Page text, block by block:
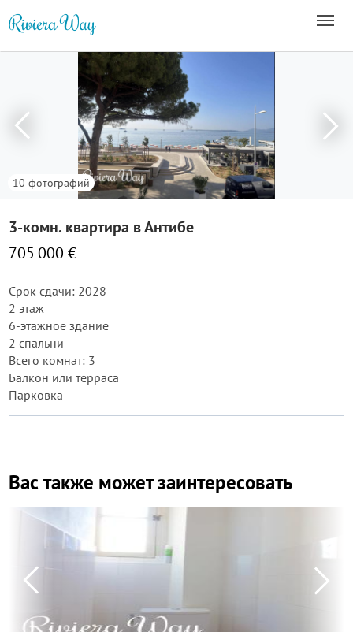
10 фотографий
3-комн. квартира в Антибе
705 000 €
Срок сдачи: 2028
2 этаж
6-этажное здание
2 спальни
Всего комнат: 3
Балкон или терраса
Парковка
Вас также может заинтересовать